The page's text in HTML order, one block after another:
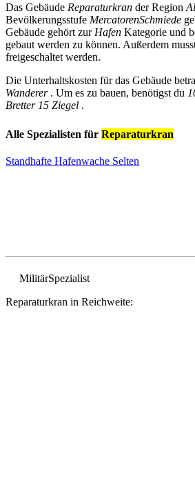
Das Gebäude Reparaturkran der Region
Bevölkerungsstufe MercatorenSchmiede
Gebäude gehört zur Hafen Kategorie und
gebaut werden zu können. Außerdem
freigeschaltet werden.
Die Unterhaltskosten für das Gebäude
Wanderer . Um es zu bauen, benötigst du
Bretter 15 Ziegel .
Alle Spezialisten für Reparaturkran
Standhafte Hafenwache Selten
MilitärSpezialist
Reparaturkran in Reichweite: